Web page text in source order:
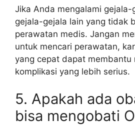
Jika Anda mengalami gejala-
gejala-gejala lain yang tidak
perawatan medis. Jangan
untuk mencari perawatan,
yang cepat dapat membantu
komplikasi yang lebih serius.
5. Apakah ada
bisa mengobati